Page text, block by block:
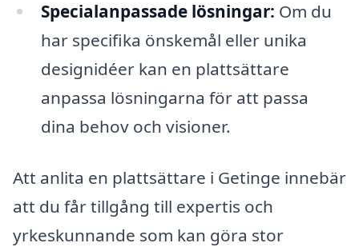
Specialanpassade lösningar: Om du
har specifika önskemål eller unika
designidéer kan en plattsättare
anpassa lösningarna för att passa
dina behov och visioner.
Att anlita en plattsättare i Getinge innebär
att du får tillgång till expertis och
yrkeskunnande som kan göra stor